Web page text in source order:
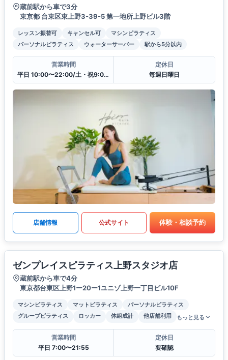
蔵前駅から車で3分
東京都 台東区東上野3-39-5 第一地所上野ビル3階
レッスン振替可 キャンセル可
マシンピラティス
パーソナルピラティス
ウォーターサーバー 駅から5分以内
営業時間
平日 10:00〜22:00/土・祝9:00〜20:00
定休日
毎週日曜日
店舗情報 公式サイト 体験・相談予約
ゼンプレイスピラティス上野スタジオ店
蔵前駅から車で4分
東京都台東区上野1ー20ー1ユニゾ上野一丁目ビル10F
マシンピラティス マットピラティス
パーソナルピラティス
グループピラティス
ロッカー 体組成計 他店舗利用 もっと見る
営業時間
平日 7:00〜21:55
定休日
要確認